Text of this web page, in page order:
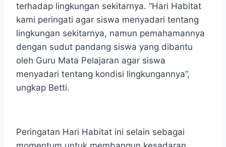
terhadap lingkungan sekitarnya. “Hari Habitat
kami peringati agar siswa menyadari tentang
lingkungan sekitarnya, namun pemahamannya
dengan sudut pandang siswa yang dibantu
oleh Guru Mata Pelajaran agar siswa
menyadari tentang kondisi lingkungannya”,
ungkap Betti.
Peringatan Hari Habitat ini selain sebagai